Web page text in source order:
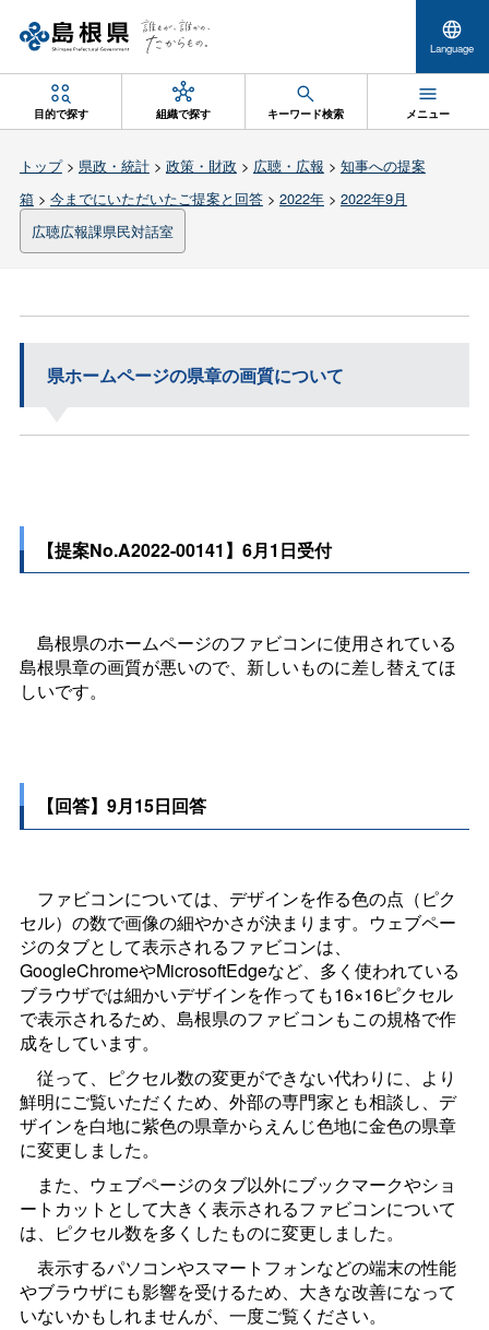
Language
目的で探す 組織で探す キーワード検索 メニュー
トップ> 県政・統計> 政策・財政 > 広聴・広報 > 知事への提案
箱> 今までにいただいたご提案と回答> 2022年> 2022年9月
広聴広報課県民対話室
県ホームページの県章の画質について
【提案No.A2022-00141】6月1日受付
島根県のホームページのファビコンに使用されている
島根県章の画質が悪いので、新しいものに差し替えてほ
しいです。
【回答】9月15日回答
ファビコンについては、デザインを作る色の点（ピク
セル）の数で画像の細やかさが決まります。ウェブペー
ジのタブとして表示されるファビコンは、
GoogleChromeやMicrosoftEdgeなど、多く使われている
ブラウザでは細かいデザインを作っても16×16ピクセル
で表示されるため、島根県のファビコンもこの規格で作
成をしています。
従って、ピクセル数の変更ができない代わりに、より
鮮明にご覧いただくため、外部の専門家とも相談し、デ
ザインを白地に紫色の県章からえんじ色地に金色の県章
に変更しました。
また、ウェブページのタブ以外にブックマークやショ
ートカットとして大きく表示されるファビコンについて
は、ピクセル数を多くしたものに変更しました。
表示するパソコンやスマートフォンなどの端末の性能
やブラウザにも影響を受けるため、大きな改善になって
いないかもしれませんが、一度ご覧ください。